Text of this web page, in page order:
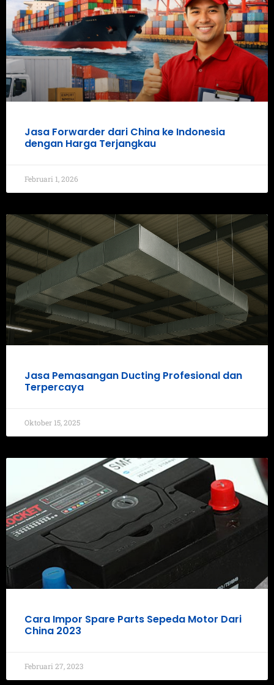
Jasa Forwarder dari China ke Indonesia
dengan Harga Terjangkau
Februari 1, 2026
Jasa Pemasangan Ducting Profesional dan
Terpercaya
Oktober 15, 2025
Cara Impor Spare Parts Sepeda Motor Dari
China 2023
Februari 27, 2023